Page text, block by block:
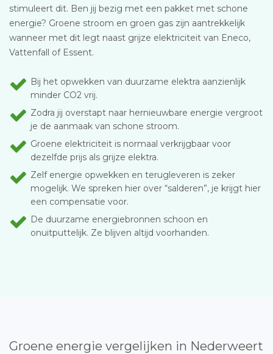
stimuleert dit. Ben jij bezig met een pakket met schone
energie? Groene stroom en groen gas zijn aantrekkelijk
wanneer met dit legt naast grijze elektriciteit van Eneco,
Vattenfall of Essent.
Bij het opwekken van duurzame elektra aanzienlijk
minder CO2 vrij.
Zodra jij overstapt naar hernieuwbare energie vergroot
je de aanmaak van schone stroom.
Groene elektriciteit is normaal verkrijgbaar voor
dezelfde prijs als grijze elektra.
Zelf energie opwekken en terugleveren is zeker
mogelijk. We spreken hier over “salderen”, je krijgt hier
een compensatie voor.
De duurzame energiebronnen schoon en
onuitputtelijk. Ze blijven altijd voorhanden.
Groene energie vergelijken in Nederweert